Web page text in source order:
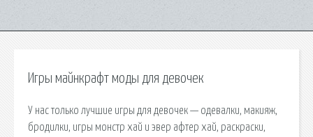
Игры майнкрафт моды для девочек
У нас только лучшие игры для девочек — одевалки, макияж,
бродилки, игры монстр хай и эвер афтер хай, раскраски,